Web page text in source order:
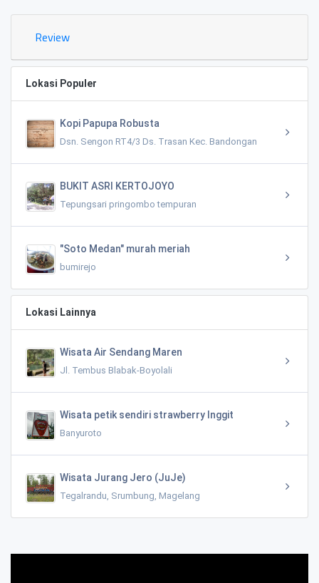
Review
Lokasi Populer
Kopi Papupa Robusta
Dsn. Sengon RT4/3 Ds. Trasan Kec. Bandongan
BUKIT ASRI KERTOJOYO
Tepungsari pringombo tempuran
"Soto Medan" murah meriah
bumirejo
Lokasi Lainnya
Wisata Air Sendang Maren
Jl. Tembus Blabak-Boyolali
Wisata petik sendiri strawberry Inggit
Banyuroto
Wisata Jurang Jero (JuJe)
Tegalrandu, Srumbung, Magelang